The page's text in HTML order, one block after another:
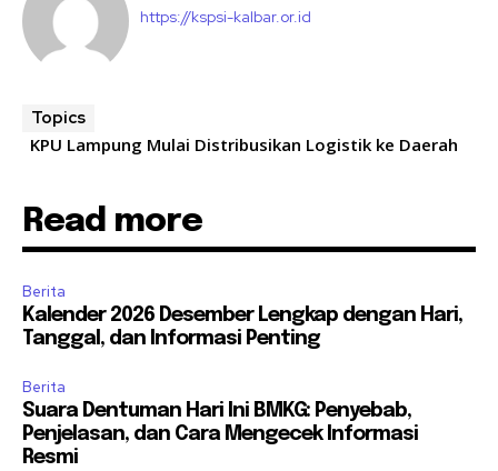
https://kspsi-kalbar.or.id
Topics
KPU Lampung Mulai Distribusikan Logistik ke Daerah
Read more
Berita
Kalender 2026 Desember Lengkap dengan Hari,
Tanggal, dan Informasi Penting
Berita
Suara Dentuman Hari Ini BMKG: Penyebab,
Penjelasan, dan Cara Mengecek Informasi
Resmi